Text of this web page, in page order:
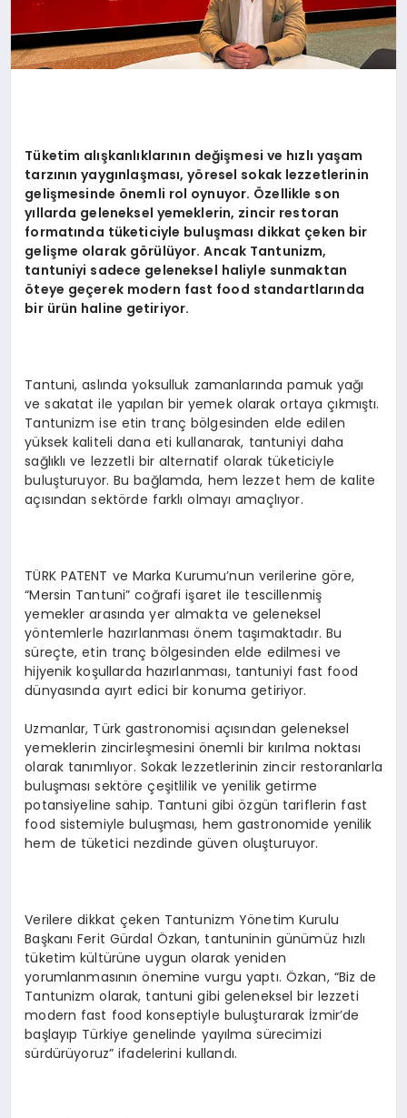
YAŞAM
Tüketim alışkanlıklarının değişmesi ve hızlı yaşam
tarzının yaygınlaşması, yöresel sokak lezzetlerinin
gelişmesinde önemli rol oynuyor. Özellikle son
yıllarda geleneksel yemeklerin, zincir restoran
formatında tüketiciyle buluşması dikkat çeken bir
gelişme olarak görülüyor. Ancak Tantunizm,
tantuniyi sadece geleneksel haliyle sunmaktan
öteye geçerek modern fast food standartlarında
bir ürün haline getiriyor.
Tantuni, aslında yoksulluk zamanlarında pamuk yağı
ve sakatat ile yapılan bir yemek olarak ortaya çıkmıştı.
Tantunizm ise etin tranç bölgesinden elde edilen
yüksek kaliteli dana eti kullanarak, tantuniyi daha
sağlıklı ve lezzetli bir alternatif olarak tüketiciyle
buluşturuyor. Bu bağlamda, hem lezzet hem de kalite
açısından sektörde farklı olmayı amaçlıyor.
TÜRK PATENT ve Marka Kurumu’nun verilerine göre,
“Mersin Tantuni” coğrafi işaret ile tescillenmiş
yemekler arasında yer almakta ve geleneksel
yöntemlerle hazırlanması önem taşımaktadır. Bu
süreçte, etin tranç bölgesinden elde edilmesi ve
hijyenik koşullarda hazırlanması, tantuniyi fast food
dünyasında ayırt edici bir konuma getiriyor.
Uzmanlar, Türk gastronomisi açısından geleneksel
yemeklerin zincirleşmesini önemli bir kırılma noktası
olarak tanımlıyor. Sokak lezzetlerinin zincir restoranlarla
buluşması sektöre çeşitlilik ve yenilik getirme
potansiyeline sahip. Tantuni gibi özgün tariflerin fast
food sistemiyle buluşması, hem gastronomide yenilik
hem de tüketici nezdinde güven oluşturuyor.
Verilere dikkat çeken Tantunizm Yönetim Kurulu
Başkanı Ferit Gürdal Özkan, tantuninin günümüz hızlı
tüketim kültürüne uygun olarak yeniden
yorumlanmasının önemine vurgu yaptı. Özkan, “Biz de
Tantunizm olarak, tantuni gibi geleneksel bir lezzeti
modern fast food konseptiyle buluşturarak İzmir’de
başlayıp Türkiye genelinde yayılma sürecimizi
sürdürüyoruz” ifadelerini kullandı.